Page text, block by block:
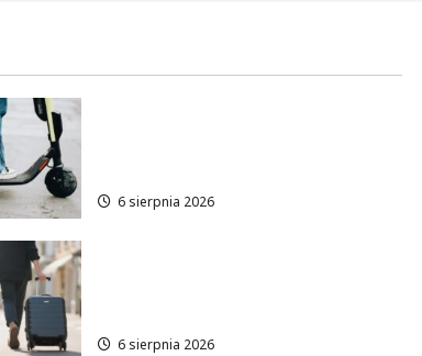
6 sierpnia 2026
6 sierpnia 2026